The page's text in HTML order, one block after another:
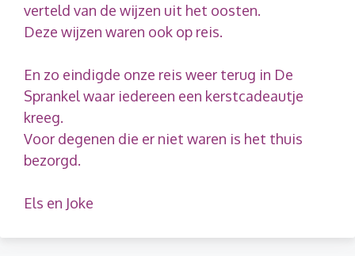
verteld van de wijzen uit het oosten.
Deze wijzen waren ook op reis.
En zo eindigde onze reis weer terug in De
Sprankel waar iedereen een kerstcadeautje
kreeg.
Voor degenen die er niet waren is het thuis
bezorgd.
Els en Joke